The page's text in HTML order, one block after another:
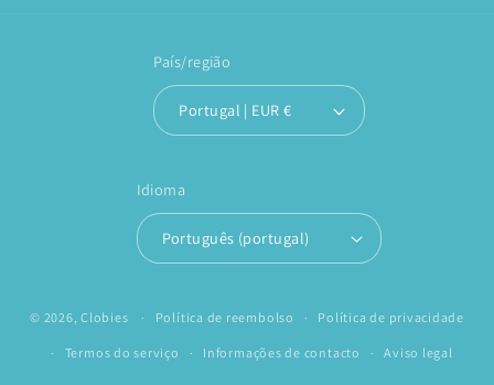
País/região
Portugal | EUR €
Idioma
Português (portugal)
© 2026,Clobies Política de reembolso Política de privacidade
Termos do serviço Informações de contacto Aviso legal